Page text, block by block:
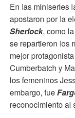
En las miniseries
apostaron por la
Sherlock, como
se repartieron los
mejor
Cumberbatch y
los femeninos
embargo, fue
reconocimiento al